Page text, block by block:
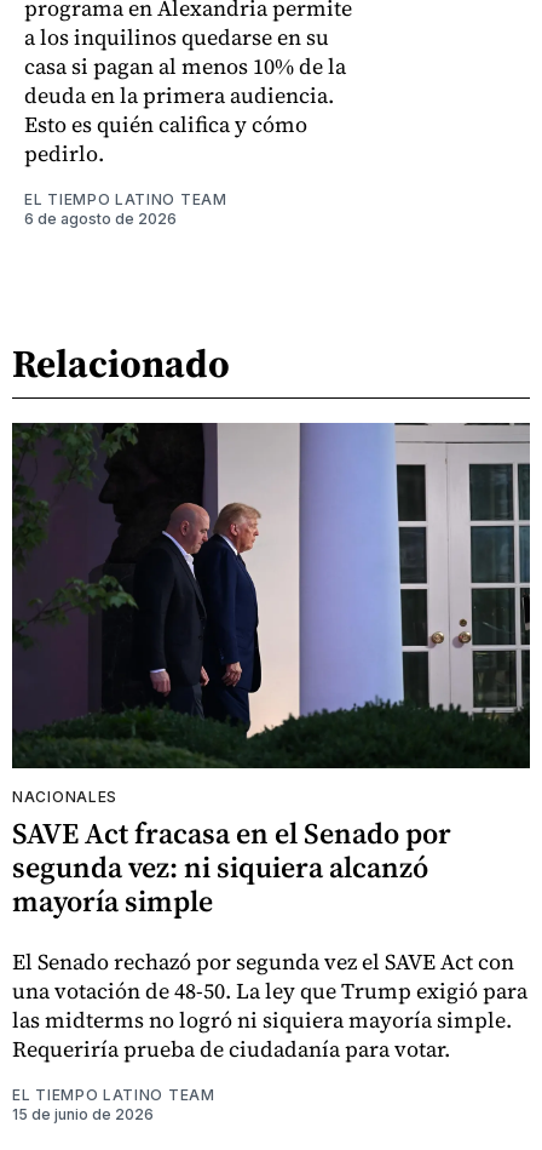
programa en Alexandria permite
a los inquilinos quedarse en su
casa si pagan al menos 10% de la
deuda en la primera audiencia.
Esto es quién califica y cómo
pedirlo.
EL TIEMPO LATINO TEAM
6 de agosto de 2026
Relacionado
NACIONALES
SAVE Act fracasa en el Senado por
segunda vez: ni siquiera alcanzó
mayoría simple
El Senado rechazó por segunda vez el SAVE Act con
una votación de 48-50. La ley que Trump exigió para
las midterms no logró ni siquiera mayoría simple.
Requeriría prueba de ciudadanía para votar.
EL TIEMPO LATINO TEAM
15 de junio de 2026